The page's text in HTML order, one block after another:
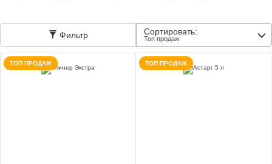
Доставка
Отзывы
Фильтр Сортировать:
Топ продаж
ТОП ПРОДАЖ ТОП ПРОДАЖ